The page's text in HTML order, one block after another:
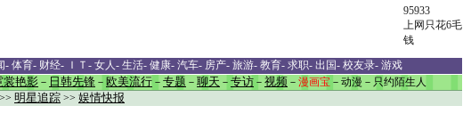
95933
上网只花6毛
钱
- 体育- 财经- ＩＴ - 女人- 生活- 健康- 汽车- 房产- 旅游- 教育- 求职- 出国- 校友录- 游戏
裳艳影 － 日韩先锋 － 欧美流行 － 专题 － 聊天 － 专访 － 视频 － 漫画宝 － 动漫 － 只约陌生人
>> 明星追踪 >> 娱情快报